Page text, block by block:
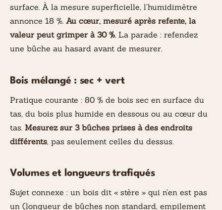
surface. À la mesure superficielle, l’humidimètre
annonce 18 %. Au cœur, mesuré après refente, la
valeur peut grimper à 30 %. La parade : refendez
une bûche au hasard avant de mesurer.
Bois mélangé : sec + vert
Pratique courante : 80 % de bois sec en surface du
tas, du bois plus humide en dessous ou au cœur du
tas. Mesurez sur 3 bûches prises à des endroits
différents, pas seulement celles du dessus.
Volumes et longueurs trafiqués
Sujet connexe : un bois dit « stère » qui n’en est pas
un (longueur de bûches non standard, empilement